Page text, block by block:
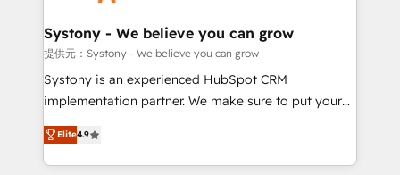
Agent Creation 🔄 Custom Integrations & Data
Migration Why 1406 We become part of your team.
Your team learns while we build. We fix what others
broke. Built for mid-market reality—practical
constraints. By the Numbers 🏆 Top 1% of all
HubSpot partners 🔄 Top 5% globally in client
Systony - We believe you can grow
提供元：Systony - We believe you can grow
Systony is an experienced HubSpot CRM
implementation partner. We make sure to put your
organization's needs and goals first and think along
with your organization. We are only satisfied once
you are too. Why Systony? - 20+ years of
Elite4.9